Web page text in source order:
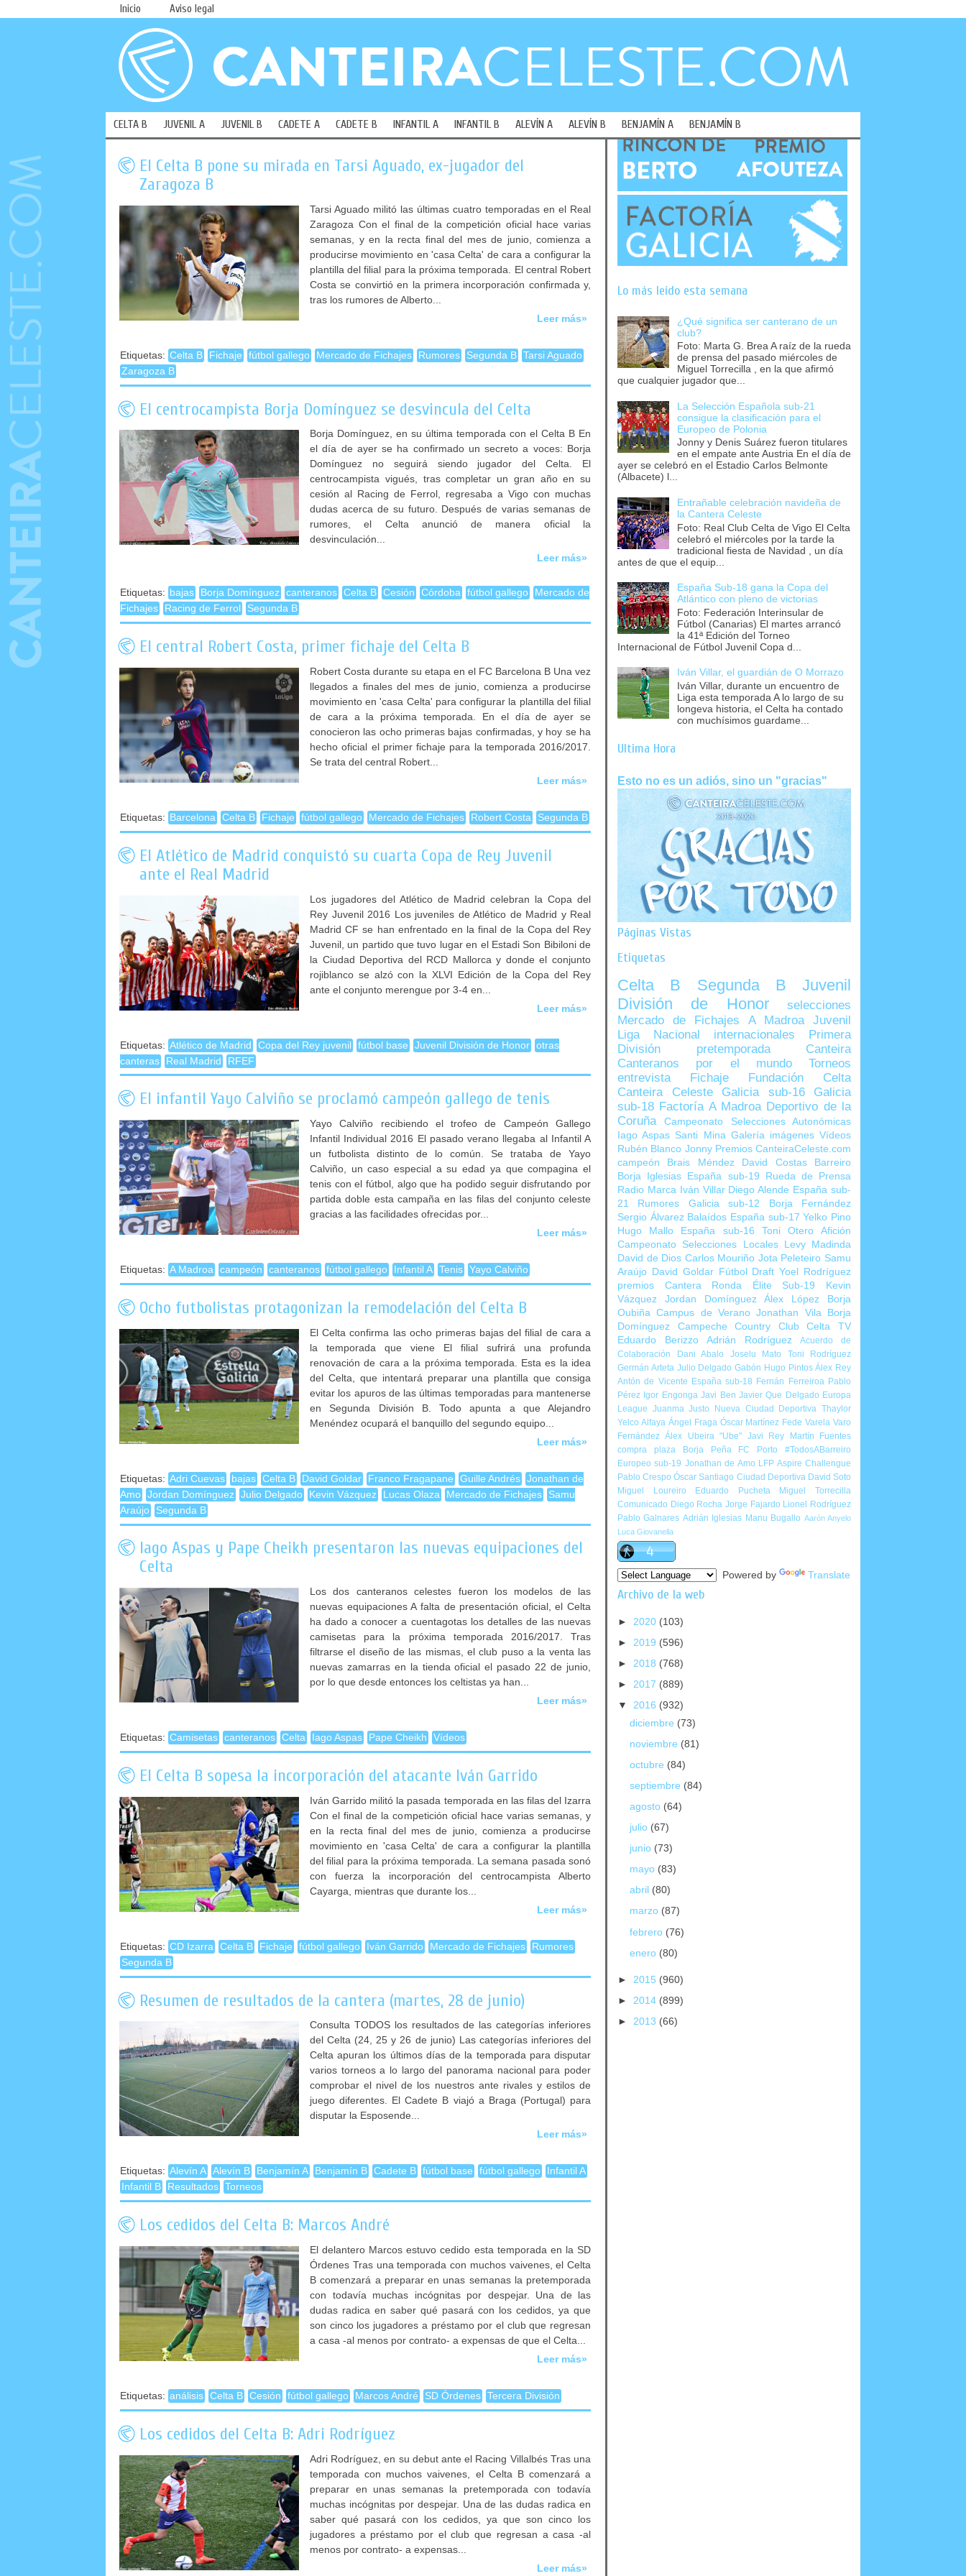
Inicio Aviso legal
CELTA B JUVENIL A JUVENIL B CADETE A CADETE B INFANTIL A INFANTIL B ALEVÍN A ALEVÍN B BENJAMÍN A BENJAMÍN B
El Celta B pone su mirada en Tarsi Aguado, ex-jugador del
Zaragoza B
Tarsi Aguado militó las últimas cuatro temporadas en el Real
Zaragoza Con el final de la competición oficial hace varias
semanas, y en la recta final del mes de junio, comienza a
producirse movimiento en 'casa Celta' de cara a configurar la
plantilla del filial para la próxima temporada. El central Robert
Costa se convirtió en la primera incorporación confirmada y,
tras los rumores de Alberto...
Leer más»
Etiquetas: Celta B Fichaje fútbol gallego Mercado de Fichajes Rumores Segunda B Tarsi Aguado
Zaragoza B
El centrocampista Borja Domínguez se desvincula del Celta
Borja Domínguez, en su última temporada con el Celta B En
el día de ayer se ha confirmado un secreto a voces: Borja
Domínguez no seguirá siendo jugador del Celta. El
centrocampista vigués, tras completar un gran año en su
cesión al Racing de Ferrol, regresaba a Vigo con muchas
dudas acerca de su futuro. Después de varias semanas de
rumores, el Celta anunció de manera oficial la
desvinculación...
Leer más»
Etiquetas: bajas Borja Domínguez canteranos Celta B Cesión Córdoba fútbol gallego
Mercado de
Fichajes
Racing de Ferrol Segunda B
El central Robert Costa, primer fichaje del Celta B
Robert Costa durante su etapa en el FC Barcelona B Una vez
llegados a finales del mes de junio, comienza a producirse
movimiento en 'casa Celta' para configurar la plantilla del filial
de cara a la próxima temporada. En el día de ayer se
conocieron las ocho primeras bajas confirmadas, y hoy se ha
hecho oficial el primer fichaje para la temporada 2016/2017.
Se trata del central Robert...
Leer más»
Etiquetas: Barcelona Celta B Fichaje fútbol gallego Mercado de Fichajes Robert Costa Segunda B
El Atlético de Madrid conquistó su cuarta Copa de Rey Juvenil
ante el Real Madrid
Los jugadores del Atlético de Madrid celebran la Copa del
Rey Juvenil 2016 Los juveniles de Atlético de Madrid y Real
Madrid CF se han enfrentado en la final de la Copa del Rey
Juvenil, un partido que tuvo lugar en el Estadi Son Bibiloni de
la Ciudad Deportiva del RCD Mallorca y donde el conjunto
rojiblanco se alzó con la XLVI Edición de la Copa del Rey
ante el conjunto merengue por 3-4 en...
Leer más»
Etiquetas: Atlético de Madrid Copa del Rey juvenil fútbol base Juvenil División de Honor otras
canteras
Real Madrid RFEF
El infantil Yayo Calviño se proclamó campeón gallego de tenis
Yayo Calviño recibiendo el trofeo de Campeón Gallego
Infantil Individual 2016 El pasado verano llegaba al Infantil A
un futbolista distinto de lo común. Se trataba de Yayo
Calviño, un caso especial a su edad ya que compagina el
tenis con el fútbol, algo que ha podido seguir disfrutando por
partida doble esta campaña en las filas del conjunto celeste
gracias a las facilidades ofrecidas por...
Leer más»
Etiquetas: A Madroa campeón canteranos fútbol gallego Infantil A Tenis Yayo Calviño
Ocho futbolistas protagonizan la remodelación del Celta B
El Celta confirma las ocho primeras bajas del filial de cara a
la temporada que viene El filial sufrirá una profunda
renovación de cara a la próxima temporada. Esta es la idea
del Celta, que intentará preparar una plantilla que consiga
evitar los apuros de las últimas temporadas para mantenerse
en Segunda División B. Todo apunta a que Alejandro
Menéndez ocupará el banquillo del segundo equipo...
Leer más»
Etiquetas: Adri Cuevas bajas Celta B David Goldar Franco Fragapane Guille Andrés Jonathan de
Amo Jordan Domínguez Julio Delgado Kevin Vázquez Lucas Olaza Mercado de Fichajes
Samu
Araújo
Segunda B
Iago Aspas y Pape Cheikh presentaron las nuevas equipaciones del
Celta
Los dos canteranos celestes fueron los modelos de las
nuevas equipaciones A falta de presentación oficial, el Celta
ha dado a conocer a cuentagotas los detalles de las nuevas
camisetas para la próxima temporada 2016/2017. Tras
filtrarse el diseño de las mismas, el club puso a la venta las
nuevas zamarras en la tienda oficial el pasado 22 de junio,
por lo que desde entonces los celtistas ya han...
Leer más»
Etiquetas: Camisetas canteranos Celta Iago Aspas Pape Cheikh Vídeos
El Celta B sopesa la incorporación del atacante Iván Garrido
Iván Garrido militó la pasada temporada en las filas del Izarra
Con el final de la competición oficial hace varias semanas, y
en la recta final del mes de junio, comienza a producirse
movimiento en 'casa Celta' de cara a configurar la plantilla
del filial para la próxima temporada. La semana pasada sonó
con fuerza la incorporación del centrocampista Alberto
Cayarga, mientras que durante los...
Leer más»
Etiquetas: CD Izarra Celta B Fichaje fútbol gallego Iván Garrido Mercado de Fichajes
Rumores
Segunda B
Resumen de resultados de la cantera (martes, 28 de junio)
Consulta TODOS los resultados de las categorías inferiores
del Celta (24, 25 y 26 de junio) Las categorías inferiores del
Celta apuran los últimos días de la temporada para disputar
varios torneos a lo largo del panorama nacional para poder
comprobar el nivel de los nuestros ante rivales y estilos de
juego diferentes. El Cadete B viajó a Braga (Portugal) para
disputar la Esposende...
Leer más»
Etiquetas: Alevín A Alevín B Benjamín A Benjamín B Cadete B fútbol base fútbol gallego
Infantil A
Infantil B
Resultados Torneos
Los cedidos del Celta B: Marcos André
El delantero Marcos estuvo cedido esta temporada en la SD
Órdenes Tras una temporada con muchos vaivenes, el Celta
B comenzará a preparar en unas semanas la pretemporada
con todavía muchas incógnitas por despejar. Una de las
dudas radica en saber qué pasará con los cedidos, ya que
son cinco los jugadores a préstamo por el club que regresan
a casa -al menos por contrato- a expensas de que el Celta...
Leer más»
Etiquetas: análisis Celta B Cesión fútbol gallego Marcos André SD Órdenes Tercera División
Los cedidos del Celta B: Adri Rodríguez
Adri Rodríguez, en su debut ante el Racing Villalbés Tras una
temporada con muchos vaivenes, el Celta B comenzará a
preparar en unas semanas la pretemporada con todavía
muchas incógnitas por despejar. Una de las dudas radica en
saber qué pasará con los cedidos, ya que son cinco los
jugadores a préstamo por el club que regresan a casa -al
menos por contrato- a expensas...
Leer más»
Lo más leído esta semana
¿Qué significa ser canterano de un
club?
Foto: Marta G. Brea A raíz de la rueda
de prensa del pasado miércoles de
Miguel Torrecilla , en la que afirmó
que cualquier jugador que...
La Selección Española sub-21
consigue la clasificación para el
Europeo de Polonia
Jonny y Denis Suárez fueron titulares
en el empate ante Austria En el día de
ayer se celebró en el Estadio Carlos Belmonte
(Albacete) l...
Entrañable celebración navideña de
la Cantera Celeste
Foto: Real Club Celta de Vigo El Celta
celebró el miércoles por la tarde la
tradicional fiesta de Navidad , un día
antes de que el equip...
España Sub-18 gana la Copa del
Atlántico con pleno de victorias
Foto: Federación Interinsular de
Fútbol (Canarias) El martes arrancó
la 41ª Edición del Torneo
Internacional de Fútbol Juvenil Copa d...
Iván Villar, el guardián de O Morrazo
Iván Villar, durante un encuentro de
Liga esta temporada A lo largo de su
longeva historia, el Celta ha contado
con muchísimos guardame...
Última Hora
Esto no es un adiós, sino un "gracias"
Páginas Vistas
Etiquetas
Celta B Segunda B
Juvenil
División de Honor
selecciones
Mercado de Fichajes
A Madroa
Juvenil
Liga Nacional
internacionales
Primera
División
pretemporada
Canteira
Canteranos por el mundo
Torneos
entrevista
Fichaje
Fundación Celta
Canteira Celeste
Galicia sub-16
Galicia
sub-18 Factoría A Madroa Deportivo de la
Coruña
Campeonato Selecciones Autonómicas
Iago Aspas Santi Mina Galería imágenes Vídeos
Rubén Blanco Jonny Premios CanteiraCeleste.com
campeón
Brais Méndez David Costas
Barreiro
Borja Iglesias
España sub-19
Rueda de Prensa
Radio Marca
Iván Villar Diego Alende España sub-
21
Rumores Galicia sub-12
Borja Fernández
Sergio Álvarez Balaídos España sub-17 Yelko Pino
Hugo Mallo
España sub-16 Toni Otero
Afición
Campeonato Selecciones Locales
Levy Madinda
David de Dios Carlos Mouriño Jota Peleteiro Samu
Araújo David Goldar Fútbol Draft Yoel Rodríguez
premios Cantera
Ronda Élite Sub-19
Kevin
Vázquez
Jordan Domínguez Álex López
Borja
Oubiña Campus de Verano Jonathan Vila
Borja
Domínguez
Campeche Country Club
Celta TV
Eduardo Berizzo
Adrián Rodríguez
Acuerdo de
Colaboración
Dani Abalo Joselu Mato
Toni Rodríguez
Germán Arteta Julio Delgado Gabón Hugo Pintos Álex Rey
Antón de Vicente España sub-18 Fernán Ferreiroa Pablo
Pérez Igor Engonga Javi Ben Javier Que Delgado Europa
League Juanma Justo Nueva Ciudad Deportiva Thaylor
Yelco Alfaya Ángel Fraga Óscar Martínez Fede Varela Varo
Fernández Álex Ubeira "Ube" Javi Rey
Martín Fuentes
compra plaza
Borja Peña FC Porto
#TodosABarreiro
Europeo sub-19 Jonathan de Amo LFP Aspire Challengue
Pablo Crespo Óscar Santiago Ciudad Deportiva David Soto
Miguel Loureiro
Eduardo Pucheta
Miguel Torrecilla
Comunicado Diego Rocha Jorge Fajardo Lionel Rodríguez
Pablo Galnares Adrián Iglesias Manu Bugallo Aarón Anyelo
Luca Giovanella
Powered by Translate
Archivo de la web
► 2020 (103)
► 2019 (596)
► 2018 (768)
► 2017 (889)
▼ 2016 (932)
diciembre (73)
noviembre (81)
octubre (84)
septiembre (84)
agosto (64)
julio (67)
junio (73)
mayo (83)
abril (80)
marzo (87)
febrero (76)
enero (80)
► 2015 (960)
► 2014 (899)
► 2013 (66)